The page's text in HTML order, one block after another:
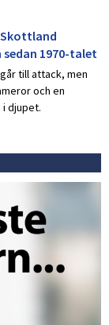
Skottland
1970-talet
till attack, men
och en
djupet.